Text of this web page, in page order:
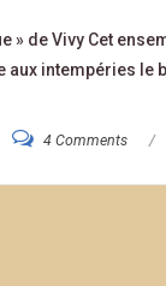
» de Vivy Cet
intempéries le
4 Comments /